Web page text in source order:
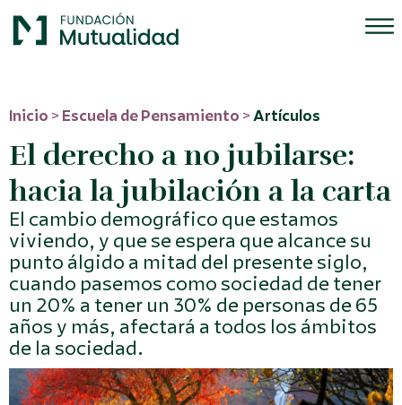
Inicio > Escuela de Pensamiento >Artículos
El derecho a no jubilarse:
hacia la jubilación a la carta
El cambio demográfico que estamos
viviendo, y que se espera que alcance su
punto álgido a mitad del presente siglo,
cuando pasemos como sociedad de tener
un 20% a tener un 30% de personas de 65
años y más, afectará a todos los ámbitos
de la sociedad.